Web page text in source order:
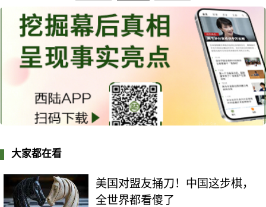
大家都在看
美国对盟友捅刀！中国这步棋，
全世界都看傻了